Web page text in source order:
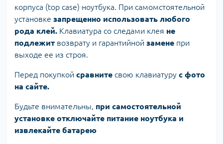
корпуса (top case) ноутбука. При самомстоятельной
установке запрещенно использовать любого
рода клей. Клавиатура со следами клея не
подлежит возврату и гарантийной замене при
выходе ее из строя.
Перед покупкой сравните свою клавиатуру с фото
на сайте.
Будьте внимательны, при самостоятельной
установке отключайте питание ноутбука и
извлекайте батарею